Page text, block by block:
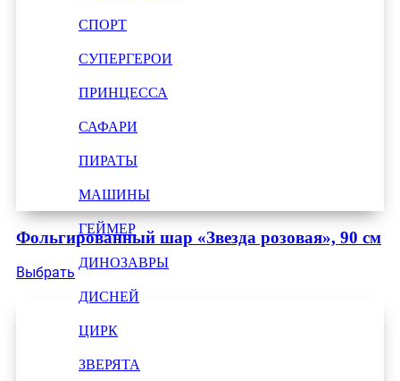
СПОРТ
СУПЕРГЕРОИ
ПРИНЦЕССА
САФАРИ
ПИРАТЫ
МАШИНЫ
ГЕЙМЕР
ДИНОЗАВРЫ
ДИСНЕЙ
ЦИРК
ЗВЕРЯТА
Фольгированный шар «Звезда розовая», 90 см
Выбрать